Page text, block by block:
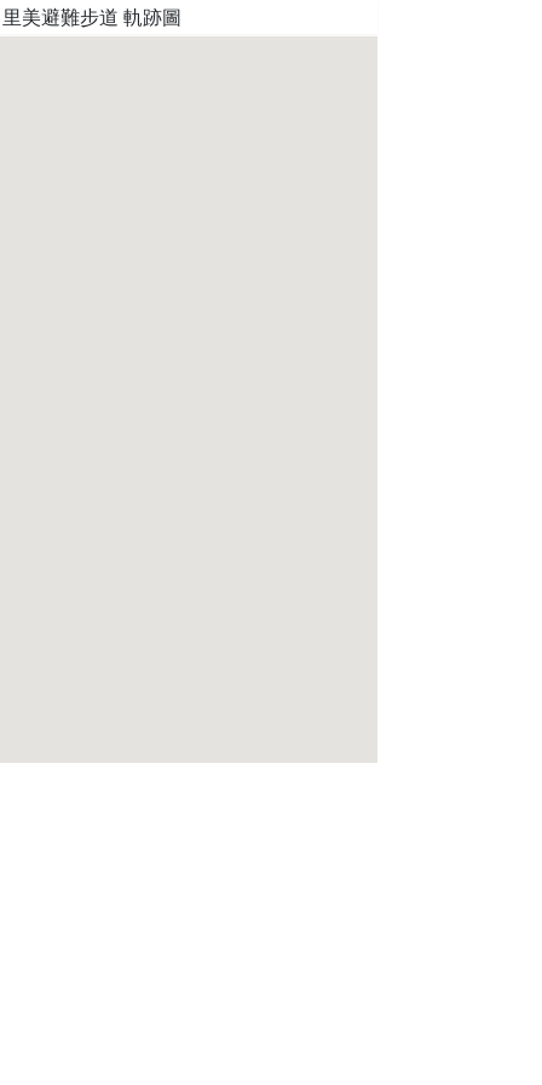
里美避難步道 軌跡圖